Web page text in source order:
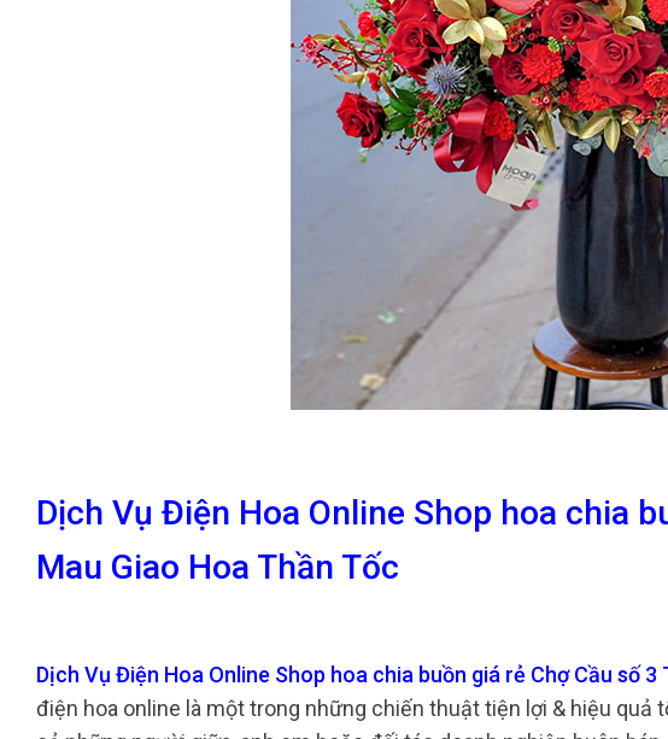
Dịch Vụ Điện Hoa Online Shop hoa chia
Mau Giao Hoa Thần Tốc
Dịch Vụ Điện Hoa Online Shop hoa chia buồn giá rẻ Chợ Cầu số
điện hoa online là một trong những chiến thuật tiện lợi & hiệu